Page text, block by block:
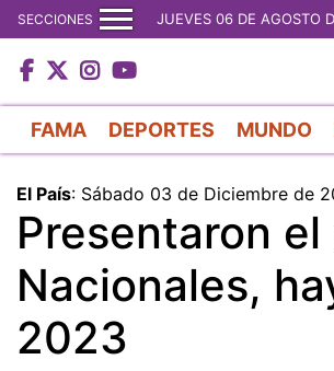
SECCIONES JUEVES 06 DE AGOSTO
FAMA DEPORTES MUNDO
El País: Sábado 03 de Diciembre de
Presentaron
Nacionales,
2023